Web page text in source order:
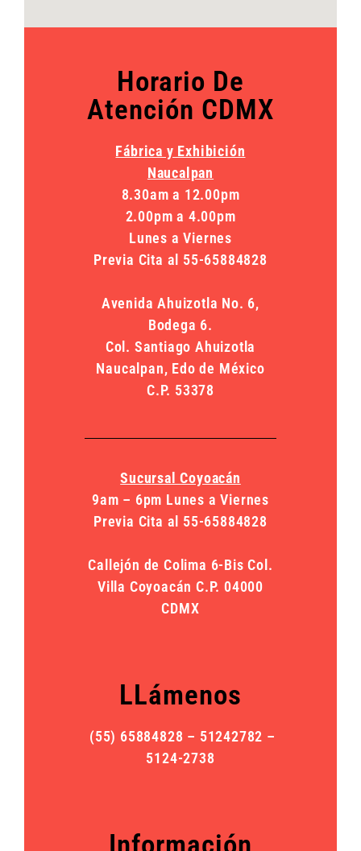
Horario De
Atención CDMX
Fábrica y Exhibición
Naucalpan
8.30am a 12.00pm
2.00pm a 4.00pm
Lunes a Viernes
Previa Cita al 55-65884828
Avenida Ahuizotla No. 6,
Bodega 6.
Col. Santiago Ahuizotla
Naucalpan, Edo de México
C.P. 53378
Sucursal Coyoacán
9am – 6pm Lunes a Viernes
Previa Cita al 55-65884828
Callejón de Colima 6-Bis Col.
Villa Coyoacán C.P. 04000
CDMX
LLámenos
(55) 65884828 – 51242782 –
5124-2738